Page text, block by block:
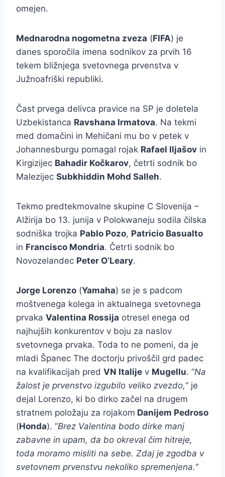
omejen.
Mednarodna nogometna zveza (FIFA) je
danes sporočila imena sodnikov za prvih 16
tekem bližnjega svetovnega prvenstva v
Južnoafriški republiki.
Čast prvega delivca pravice na SP je doletela
Uzbekistanca Ravshana Irmatova. Na tekmi
med domačini in Mehičani mu bo v petek v
Johannesburgu pomagal rojak Rafael Iljašov in
Kirgizijec Bahadir Kočkarov, četrti sodnik bo
Malezijec Subkhiddin Mohd Salleh.
Tekmo predtekmovalne skupine C Slovenija –
Alžirija bo 13. junija v Polokwaneju sodila čilska
sodniška trojka Pablo Pozo, Patricio Basualto
in Francisco Mondria. Četrti sodnik bo
Novozelandec Peter O’Leary.
Jorge Lorenzo (Yamaha) se je s padcom
moštvenega kolega in aktualnega svetovnega
prvaka Valentina Rossija otresel enega od
najhujših konkurentov v boju za naslov
svetovnega prvaka. Toda to ne pomeni, da je
mladi Španec The doctorju privoščil grd padec
na kvalifikacijah pred VN Italije v Mugellu. “Na
žalost je prvenstvo izgubilo veliko zvezdo,“ je
dejal Lorenzo, ki bo dirko začel na drugem
stratnem položaju za rojakom Danijem Pedroso
(Honda). “Brez Valentina bodo dirke manj
zabavne in upam, da bo okreval čim hitreje,
toda moramo misliti na sebe. Zdaj je zgodba v
svetovnem prvenstvu nekoliko spremenjena.“